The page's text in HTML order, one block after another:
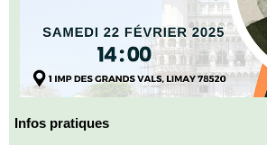
Infos pratiques